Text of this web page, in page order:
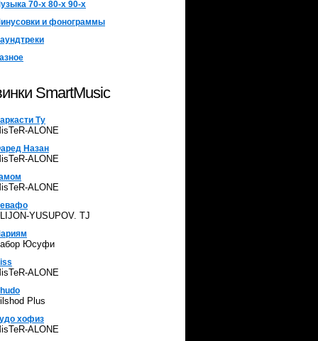
70-х 80-х 90-х
и фонограммы
SmartMusic
Ту
ALONE
Назан
ALONE
ALONE
YUSUPOV. TJ
Юсуфи
ALONE
Plus
хофиз
ALONE